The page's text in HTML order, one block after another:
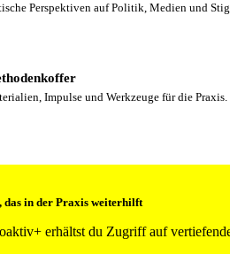
Perspektiven auf Politik, Medien und
Impulse und Werkzeuge für die Praxis.
das in der Praxis weiterhilft
erhältst du Zugriff auf